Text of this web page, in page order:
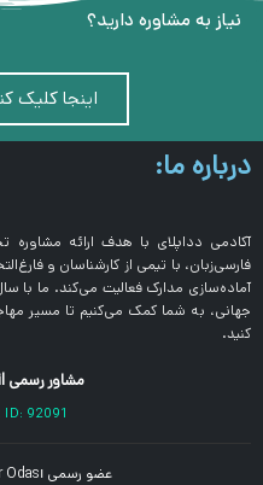
نیاز به مشاوره دارید؟
اینجا کلیک
درباره ما:
آکادمی دداپلای با هدف ارائه
فارسی‌زبان، با تیمی از کارشناسان و
آماده‌سازی مدارک فعالیت می‌کند. ما
جهانی، به شما کمک می‌کنیم تا مسیر
کنید.
مشاور رسمی British Council
ID: 92091
عضو رسمی İstanbul Reklamcılar Odası